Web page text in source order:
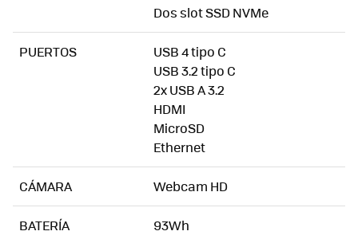
Dos slot SSD NVMe
PUERTOS
USB 4 tipo C
USB 3.2 tipo C
2x USB A 3.2
HDMI
MicroSD
Ethernet
CÁMARA Webcam HD
BATERÍA 93Wh